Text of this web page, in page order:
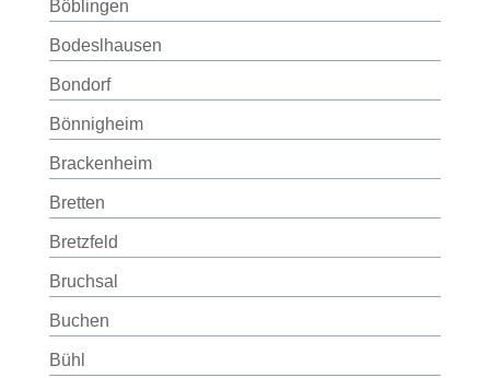
Böblingen
Bodeslhausen
Bondorf
Bönnigheim
Brackenheim
Bretten
Bretzfeld
Bruchsal
Buchen
Bühl